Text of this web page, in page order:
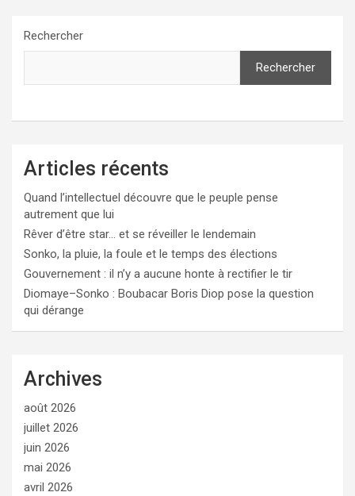
Rechercher
Rechercher
Articles récents
Quand l’intellectuel découvre que le peuple pense
autrement que lui
Rêver d’être star… et se réveiller le lendemain
Sonko, la pluie, la foule et le temps des élections
Gouvernement : il n’y a aucune honte à rectifier le tir
Diomaye–Sonko : Boubacar Boris Diop pose la question
qui dérange
Archives
août 2026
juillet 2026
juin 2026
mai 2026
avril 2026